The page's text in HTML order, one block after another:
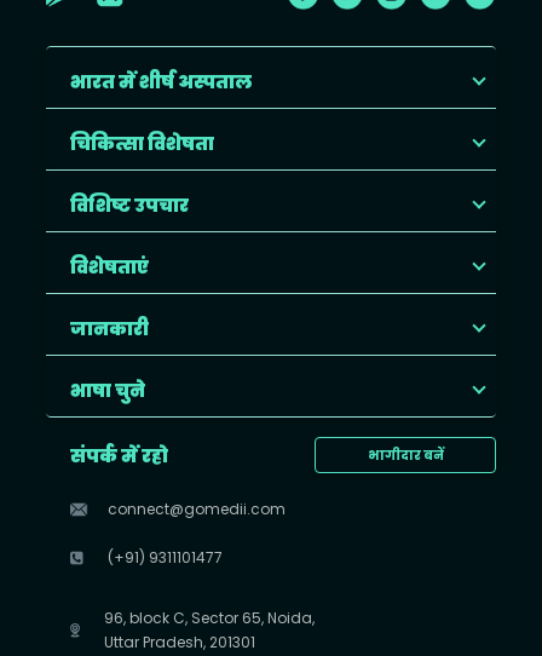
भारत में शीर्ष अस्पताल
चिकित्सा विशेषता
विशिष्ट उपचार
विशेषताएं
जानकारी
भाषा चुने
भागीदार बनें
संपर्क में रहो
connect@gomedii.com
(+91) 9311101477
96, block C, Sector 65, Noida,
Uttar Pradesh, 201301